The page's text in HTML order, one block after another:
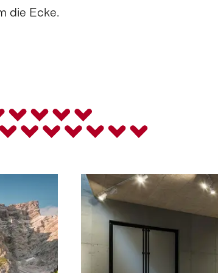
die Ecke.